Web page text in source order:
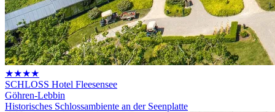
★★★★
SCHLOSS Hotel Fleesensee
Göhren-Lebbin
Historisches Schlossambiente an der Seenplatte